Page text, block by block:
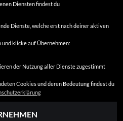
Diensten findest du
Dienste, welche erst nach deiner aktiven
klicke auf Übernehmen:
der Nutzung aller Dienste zugestimmt
Cookies und deren Bedeutung findest du